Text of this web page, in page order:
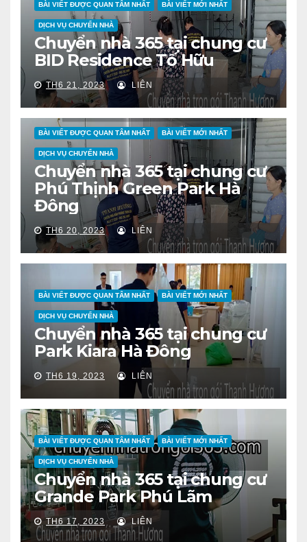
BÀI VIẾT ĐƯỢC QUAN TÂM NHẤT BÀI VIẾT MỚI NHẤT
DỊCH VỤ CHUYỂN NHÀ
Chuyển nhà 365 tại chung cư
BID Residence Tố Hữu
TH6 21, 2023 LIÊN
BÀI VIẾT ĐƯỢC QUAN TÂM NHẤT BÀI VIẾT MỚI NHẤT
DỊCH VỤ CHUYỂN NHÀ
Chuyển nhà 365 tại chung cư
Phú Thịnh Green Park Hà
Đông
TH6 20, 2023 LIÊN
BÀI VIẾT ĐƯỢC QUAN TÂM NHẤT BÀI VIẾT MỚI NHẤT
DỊCH VỤ CHUYỂN NHÀ
Chuyển nhà 365 tại chung cư
Park Kiara Hà Đông
TH6 19, 2023 LIÊN
BÀI VIẾT ĐƯỢC QUAN TÂM NHẤT BÀI VIẾT MỚI NHẤT
DỊCH VỤ CHUYỂN NHÀ
Chuyển nhà 365 tại chung cư
Grande Park Phú Lãm
TH6 17, 2023 LIÊN